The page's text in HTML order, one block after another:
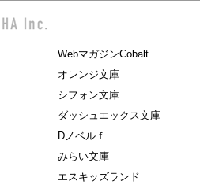
WebマガジンCobalt
オレンジ文庫
シフォン文庫
ダッシュエックス文庫
Dノベルｆ
みらい文庫
エスキッズランド